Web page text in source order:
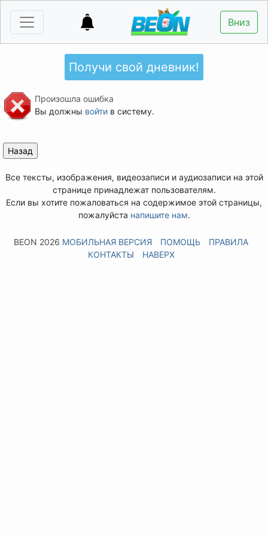
Вниз
Получи свой дневник!
Произошла ошибка
Вы должны войтив систему.
Все тексты, изображения, видеозаписи и аудиозаписи на этой
странице принадлежат пользователям.
Если вы хотите пожаловаться на содержимое этой страницы,
пожалуйста напишите нам.
BEON 2026 МОБИЛЬНАЯ ВЕРСИЯ ПОМОЩЬ
ПРАВИЛА
КОНТАКТЫ
НАВЕРХ